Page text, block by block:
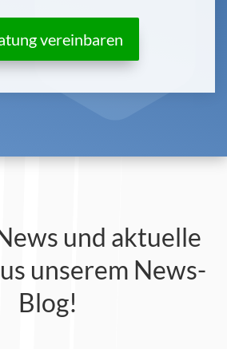
vereinbaren
und aktuelle
unserem News-
Blog!